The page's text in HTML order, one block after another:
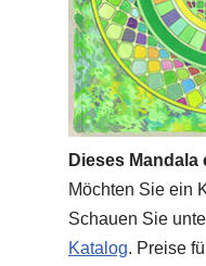
Dieses Mandala
Möchten Sie ein
Schauen Sie
Katalog. Preise